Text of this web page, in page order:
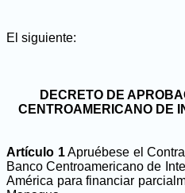
El siguiente:
DECRETO DE
CENTROAMERICANO DE
Artículo 1Apruébese el
Banco Centroamericano de
América para financiar